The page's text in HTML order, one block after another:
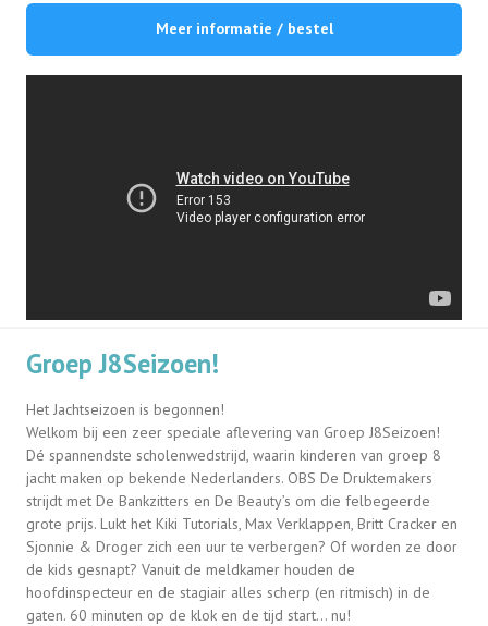
Meer informatie / bestel
Groep J8Seizoen!
Het Jachtseizoen is begonnen!
Welkom bij een zeer speciale aflevering van Groep J8Seizoen!
Dé spannendste scholenwedstrijd, waarin kinderen van groep 8
jacht maken op bekende Nederlanders. OBS De Druktemakers
strijdt met De Bankzitters en De Beauty’s om die felbegeerde
grote prijs. Lukt het Kiki Tutorials, Max Verklappen, Britt Cracker en
Sjonnie & Droger zich een uur te verbergen? Of worden ze door
de kids gesnapt? Vanuit de meldkamer houden de
hoofdinspecteur en de stagiair alles scherp (en ritmisch) in de
gaten. 60 minuten op de klok en de tijd start... nu!